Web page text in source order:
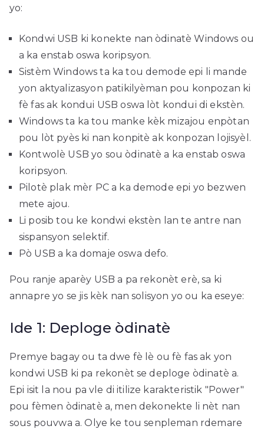
yo:
Kondwi USB ki konekte nan òdinatè Windows ou
a ka enstab oswa koripsyon.
Sistèm Windows ta ka tou demode epi li mande
yon aktyalizasyon patikilyèman pou konpozan ki
fè fas ak kondui USB oswa lòt kondui di ekstèn.
Windows ta ka tou manke kèk mizajou enpòtan
pou lòt pyès ki nan konpitè ak konpozan lojisyèl.
Kontwolè USB yo sou òdinatè a ka enstab oswa
koripsyon.
Pilotè plak mèr PC a ka demode epi yo bezwen
mete ajou.
Li posib tou ke kondwi ekstèn lan te antre nan
sispansyon selektif.
Pò USB a ka domaje oswa defo.
Pou ranje aparèy USB a pa rekonèt erè, sa ki
annapre yo se jis kèk nan solisyon yo ou ka eseye:
Ide 1: Deploge òdinatè
Premye bagay ou ta dwe fè lè ou fè fas ak yon
kondwi USB ki pa rekonèt se deploge òdinatè a.
Epi isit la nou pa vle di itilize karakteristik "Power"
pou fèmen òdinatè a, men dekonekte li nèt nan
sous pouvwa a. Olye ke tou senpleman rdemare